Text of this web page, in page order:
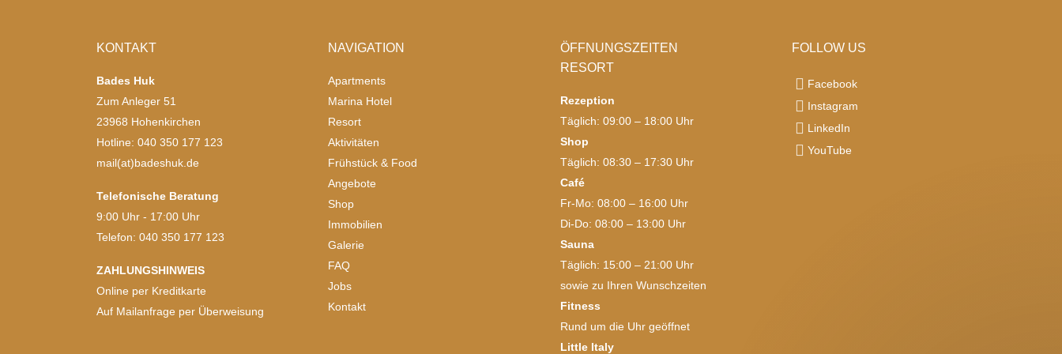
KONTAKT
Bades Huk
Zum Anleger 51
23968 Hohenkirchen
Hotline: 040 350 177 123
mail(at)badeshuk.de
Telefonische Beratung
9:00 Uhr - 17:00 Uhr
Telefon: 040 350 177 123
ZAHLUNGSHINWEIS
Online per Kreditkarte
Auf Mailanfrage per Überweisung
NAVIGATION
Apartments
Marina Hotel
Resort
Aktivitäten
Frühstück & Food
Angebote
Shop
Immobilien
Galerie
FAQ
Jobs
Kontakt
ÖFFNUNGSZEITEN
RESORT
Rezeption
Täglich: 09:00 – 18:00 Uhr
Shop
Täglich: 08:30 – 17:30 Uhr
Café
Fr-Mo: 08:00 – 16:00 Uhr
Di-Do: 08:00 – 13:00 Uhr
Sauna
Täglich: 15:00 – 21:00 Uhr
sowie zu Ihren Wunschzeiten
Fitness
Rund um die Uhr geöffnet
Little Italy
FOLLOW US
Facebook
Instagram
LinkedIn
YouTube